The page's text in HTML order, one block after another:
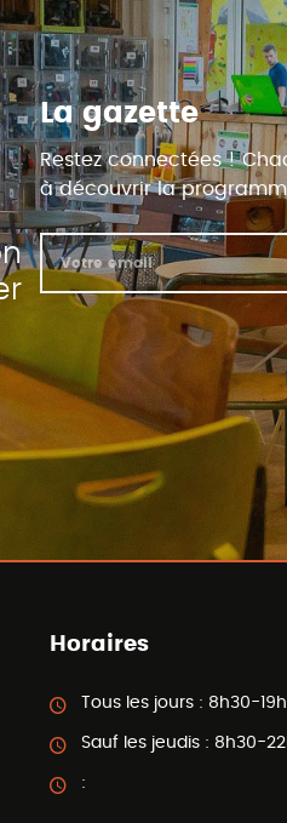
La gazette
Restez connectées !
à découvrir la
Horaires
Tous les jours : 8h30-
Sauf les jeudis : 8h30-
: